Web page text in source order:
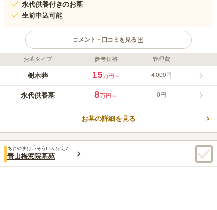
永代供養付きのお墓
生前申込可能
コメント・口コミを見る
ライフドット編集部のコメント
樹木葬「つむぎの森」は新宿区に位置する約400年の歴史を持つ
歩足を踏み入れると、樹齢500年以上の銀杏の木（新宿区指定天
然記念物）をはじめとする豊かな緑が広がります。 「つむぎの
所です。 都会の喧騒を離れ、大木や草花に囲まれた静寂の中
みんなの評価
5.0 口コミ1件
60代男性
都営地下鉄の牛込柳町駅から近くて便利です。お寺(と駅)の近く
にちょっと洒落たお食事処も沢山あり、今日は寄りませんでしたが、楽し
みの一つになりそうです。
お墓タイプ 参考価格 管理費
樹木葬 15万円～ 4,000円
永代供養墓 8万円～ 0円
お墓の詳細を見る
あおやまばいそういんぼえん
青山梅窓院墓苑